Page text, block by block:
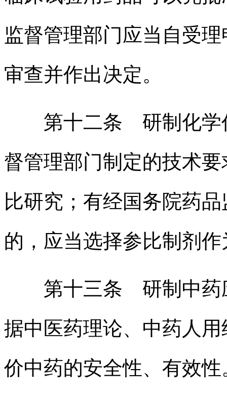
监督管理部门应当自受
审查并作出决定。
第十二条 研制化学仿
督管理部门制定的技术
比研究；有经国务院药
的，应当选择参比制剂
第十三条 研制中药应
据中医药理论、中药人
价中药的安全性、有效